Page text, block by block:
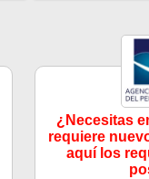
¿Necesitas
requiere
aquí los